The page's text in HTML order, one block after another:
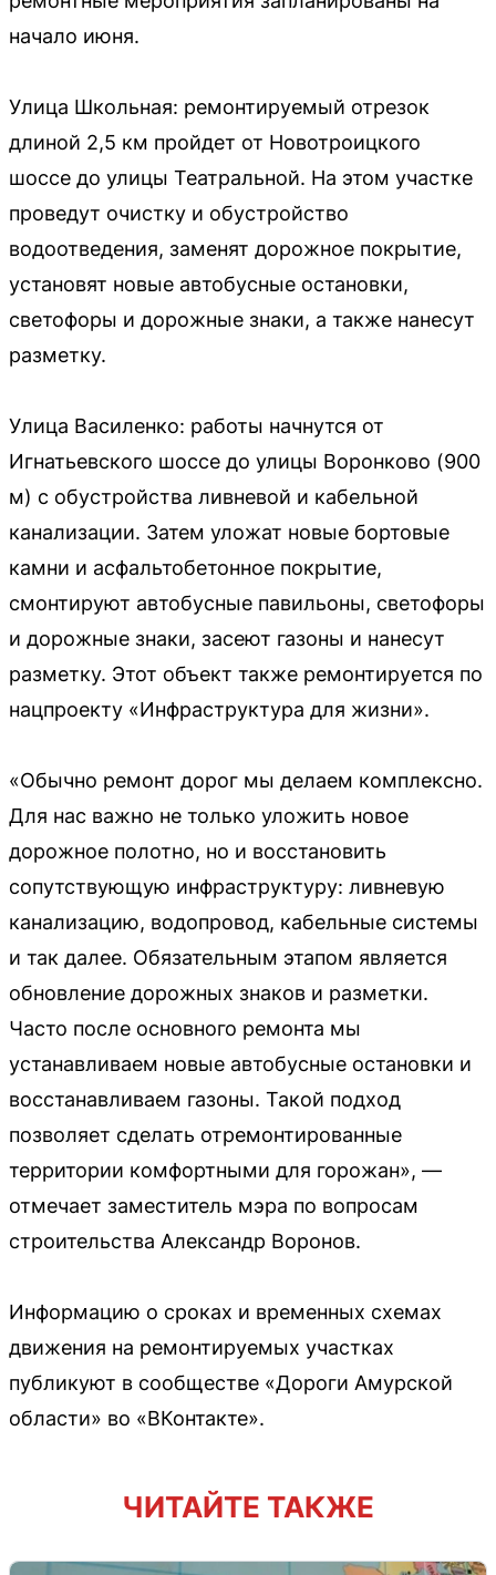
начало июня.
Улица Школьная: ремонтируемый отрезок
длиной 2,5 км пройдет от Новотроицкого
шоссе до улицы Театральной. На этом участке
проведут очистку и обустройство
водоотведения, заменят дорожное покрытие,
установят новые автобусные остановки,
светофоры и дорожные знаки, а также нанесут
разметку.
Улица Василенко: работы начнутся от
Игнатьевского шоссе до улицы Воронково (900
м) с обустройства ливневой и кабельной
канализации. Затем уложат новые бортовые
камни и асфальтобетонное покрытие,
смонтируют автобусные павильоны, светофоры
и дорожные знаки, засеют газоны и нанесут
разметку. Этот объект также ремонтируется по
нацпроекту «Инфраструктура для жизни».
«Обычно ремонт дорог мы делаем комплексно.
Для нас важно не только уложить новое
дорожное полотно, но и восстановить
сопутствующую инфраструктуру: ливневую
канализацию, водопровод, кабельные системы
и так далее. Обязательным этапом является
обновление дорожных знаков и разметки.
Часто после основного ремонта мы
устанавливаем новые автобусные остановки и
восстанавливаем газоны. Такой подход
позволяет сделать отремонтированные
территории комфортными для горожан», —
отмечает заместитель мэра по вопросам
строительства Александр Воронов.
Информацию о сроках и временных схемах
движения на ремонтируемых участках
публикуют в сообществе «Дороги Амурской
области» во «ВКонтакте».
ЧИТАЙТЕ ТАКЖЕ